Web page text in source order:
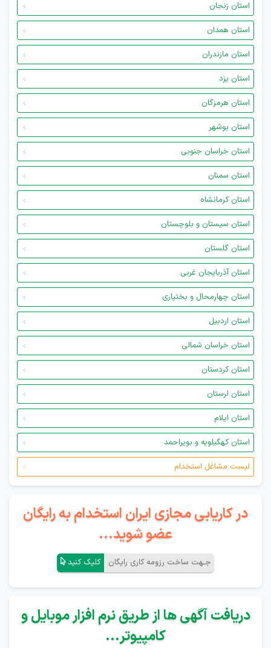
استان زنجان
استان همدان
استان مازندران
استان یزد
استان هرمزگان
استان بوشهر
استان خراسان جنوبی
استان سمنان
استان کرمانشاه
استان سیستان و بلوچستان
استان گلستان
استان آذربایجان غربی
استان چهارمحال و بختیاری
استان اردبیل
استان خراسان شمالی
استان کردستان
استان لرستان
استان ایلام
استان کهگیلویه و بویراحمد
لیست مشاغل استخدام
در کاریابی مجازی ایران استخدام به رایگان
عضو شوید...
جـهت ساخت رزومه کاری رایگان کلیک کنید
دریافت آگهی ها از طریق نرم افزار موبایل و
کامپیوتر...